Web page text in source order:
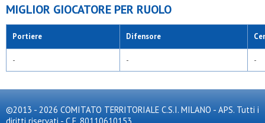
MIGLIOR GIOCATORE PER RUOLO
Portiere Difensore
- - -
©2013 - 2026 COMITATO TERRITORIALE C.S.I. MILANO - APS. Tutti i